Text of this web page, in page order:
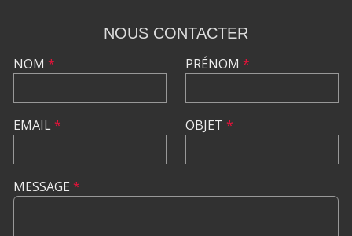
NOUS CONTACTER
NOM *
EMAIL*
PRÉNOM *
OBJET *
MESSAGE *